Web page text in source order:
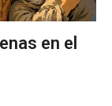
en el